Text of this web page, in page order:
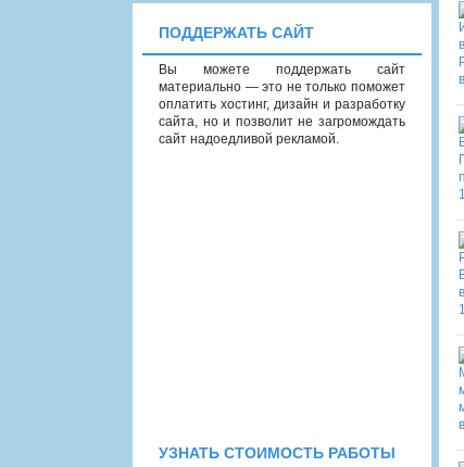
ПОДДЕРЖАТЬ САЙТ
Вы можете поддержать сайт
материально — это не только поможет
оплатить хостинг, дизайн и разработку
сайта, но и позволит не загромождать
сайт надоедливой рекламой.
УЗНАТЬ СТОИМОСТЬ РАБОТЫ